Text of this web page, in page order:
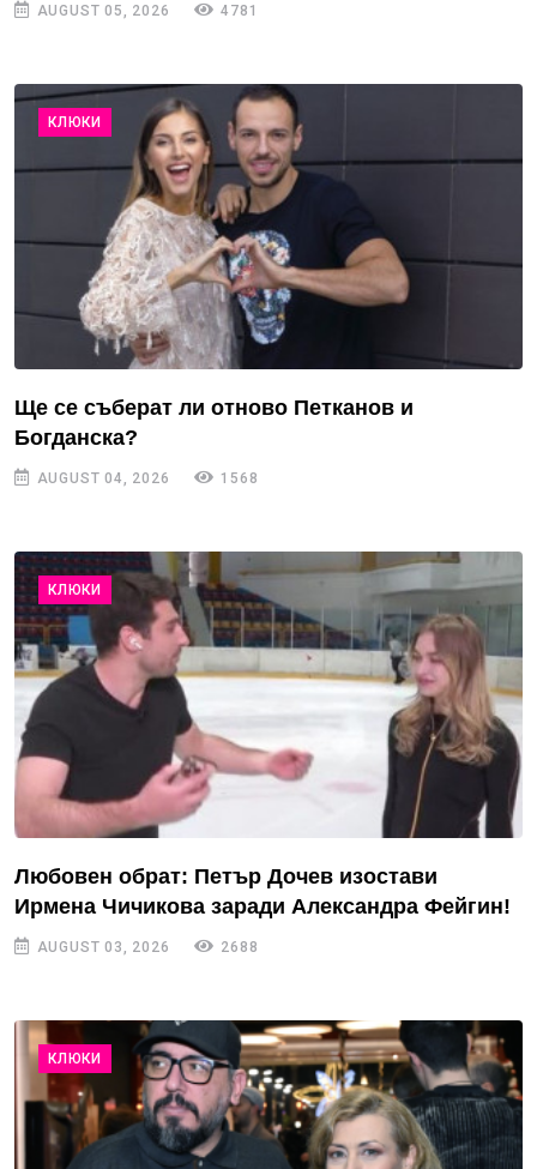
AUGUST 05, 2026 4781
КЛЮКИ
Ще се съберат ли отново Петканов и
Богданска?
AUGUST 04, 2026 1568
КЛЮКИ
Любовен обрат: Петър Дочев изостави
Ирмена Чичикова заради Александра Фейгин!
AUGUST 03, 2026 2688
КЛЮКИ